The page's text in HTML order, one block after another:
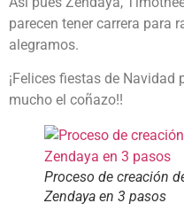
parecen tener carrera para
alegramos.
¡Felices fiestas de Navidad
mucho el coñazo!!
Proceso de creación
Zendaya en 3 pasos